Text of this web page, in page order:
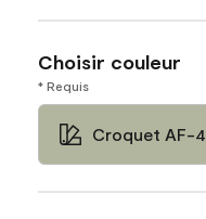
Choisir couleur
* Requis
Croquet AF-